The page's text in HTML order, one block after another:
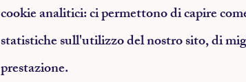
cookie analitici: ci permettono di capire
statistiche sull'utilizzo del nostro sito, di
prestazione.